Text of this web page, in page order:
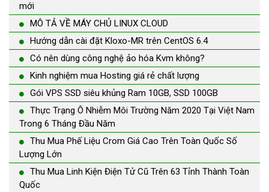
mới
MÔ TẢ VỀ MÁY CHỦ LINUX CLOUD
Hướng dẫn cài đặt Kloxo-MR trên CentOS 6.4
Có nên dùng công nghệ ảo hóa Kvm không?
Kinh nghiệm mua Hosting giá rẻ chất lượng
Gói VPS SSD siêu khủng Ram 10GB, SSD 100GB
Thực Trạng Ô Nhiễm Môi Trường Năm 2020 Tại Việt Nam
Trong 6 Tháng Đầu Năm
Thu Mua Phế Liệu Crom Giá Cao Trên Toàn Quốc Số
Lượng Lớn
Thu Mua Linh Kiện Điện Tử Cũ Trên 63 Tỉnh Thành Toàn
Quốc